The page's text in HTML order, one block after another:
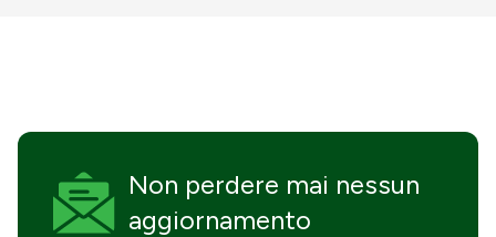
Non perdere mai nessun
aggiornamento